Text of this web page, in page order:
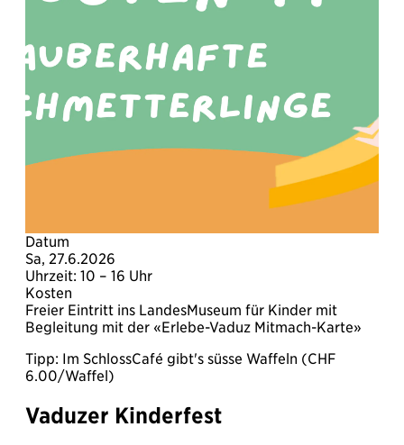
Datum
Sa, 27.6.2026
Uhrzeit: 10 – 16 Uhr
Kosten
Freier Eintritt ins LandesMuseum für Kinder mit
Begleitung mit der «Erlebe-Vaduz Mitmach-Karte»
Tipp: Im SchlossCafé gibt's süsse Waffeln (CHF
6.00/Waffel)
Vaduzer Kinderfest